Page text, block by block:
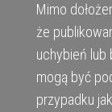
Mimo
że
uchybień lub
mogą być
przypadku